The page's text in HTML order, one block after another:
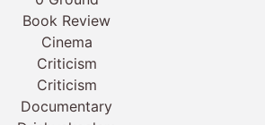
Book Review
Cinema
Criticism
Criticism
Documentary